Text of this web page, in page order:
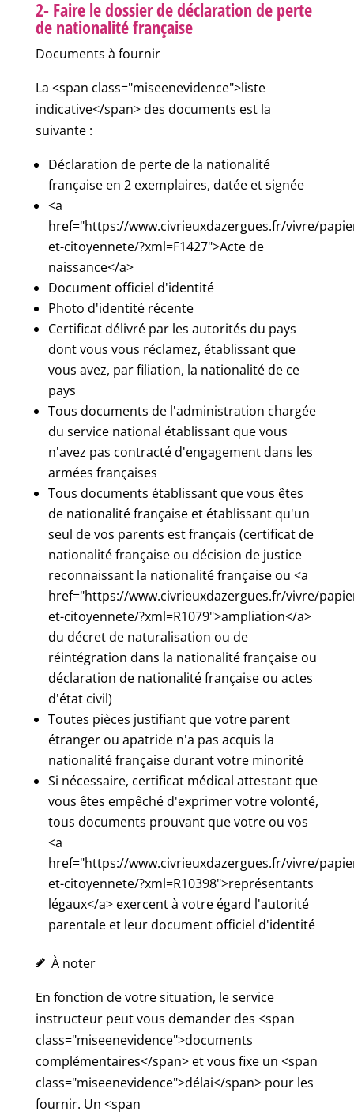
2- Faire le dossier de déclaration de perte
de nationalité française
Documents à fournir
La <span class="miseenevidence">liste
indicative</span> des documents est la
suivante :
Déclaration de perte de la nationalité
française en 2 exemplaires, datée et signée
<a
href="https://www.civrieuxdazergues.fr/vivre/
et-citoyennete/?xml=F1427">Acte de
naissance</a>
Document officiel d'identité
Photo d'identité récente
Certificat délivré par les autorités du pays
dont vous vous réclamez, établissant que
vous avez, par filiation, la nationalité de ce
pays
Tous documents de l'administration chargée
du service national établissant que vous
n'avez pas contracté d'engagement dans les
armées françaises
Tous documents établissant que vous êtes
de nationalité française et établissant qu'un
seul de vos parents est français (certificat de
nationalité française ou décision de justice
reconnaissant la nationalité française ou <a
href="https://www.civrieuxdazergues.fr/vivre/
et-citoyennete/?xml=R1079">ampliation</a>
du décret de naturalisation ou de
réintégration dans la nationalité française ou
déclaration de nationalité française ou actes
d'état civil)
Toutes pièces justifiant que votre parent
étranger ou apatride n'a pas acquis la
nationalité française durant votre minorité
Si nécessaire, certificat médical attestant que
vous êtes empêché d'exprimer votre volonté,
tous documents prouvant que votre ou vos
<a
href="https://www.civrieuxdazergues.fr/vivre/
et-citoyennete/?xml=R10398">représentants
légaux</a> exercent à votre égard l'autorité
parentale et leur document officiel d'identité
À noter
En fonction de votre situation, le service
instructeur peut vous demander des <span
class="miseenevidence">documents
complémentaires</span> et vous fixe un <span
class="miseenevidence">délai</span> pour les
fournir. Un <span